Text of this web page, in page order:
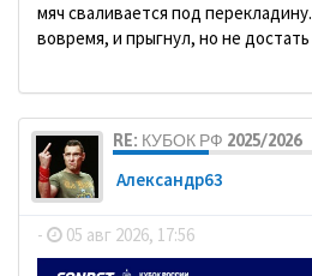
мяч сваливается под
вовремя, и прыгнул, но не
RE: КУБОК РФ 2025/2026
Александр63
- 05 авг 2026, 17:56